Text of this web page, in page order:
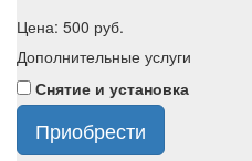
Цена: 500 руб.
Дополнительные услуги
Снятие и установка
Приобрести